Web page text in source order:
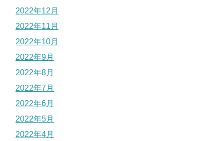
2022年12月
2022年11月
2022年10月
2022年9月
2022年8月
2022年7月
2022年6月
2022年5月
2022年4月